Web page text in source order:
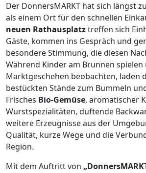
Der DonnersMARKT hat sich längst
als einem Ort für den schnellen
neuen Rathausplatztreffen sich
Gäste, kommen ins Gespräch und
besondere Stimmung, die diesen
Während Kinder am Brunnen spielen
Marktgeschehen beobachten, laden
bestückten Stände zum Bummeln
Frisches Bio-Gemüse, aromatischer
Wurstspezialitäten, duftende
weitere Erzeugnisse aus der
Qualität, kurze Wege und die
Region.
Mit dem Auftritt von